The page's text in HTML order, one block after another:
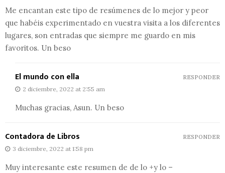
Me encantan este tipo de resúmenes de lo mejor y peor
que habéis experimentado en vuestra visita a los diferentes
lugares, son entradas que siempre me guardo en mis
favoritos. Un beso
El mundo con ella
2 diciembre, 2022 at 2:55 am
Muchas gracias, Asun. Un beso
RESPONDER
Contadora de Libros
3 diciembre, 2022 at 1:58 pm
Muy interesante este resumen de de lo +y lo –
RESPONDER